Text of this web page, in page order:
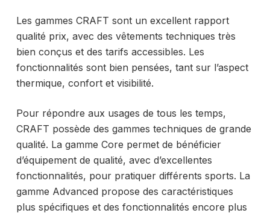
Les gammes CRAFT sont un excellent rapport
qualité prix, avec des vêtements techniques très
bien conçus et des tarifs accessibles. Les
fonctionnalités sont bien pensées, tant sur l’aspect
thermique, confort et visibilité.
Pour répondre aux usages de tous les temps,
CRAFT possède des gammes techniques de grande
qualité. La gamme Core permet de bénéficier
d’équipement de qualité, avec d’excellentes
fonctionnalités, pour pratiquer différents sports. La
gamme Advanced propose des caractéristiques
plus spécifiques et des fonctionnalités encore plus